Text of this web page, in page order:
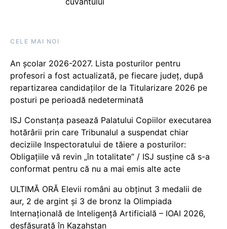
CELE MAI NOI
An școlar 2026-2027. Lista posturilor pentru
profesori a fost actualizată, pe fiecare județ, după
repartizarea candidaților de la Titularizare 2026 pe
posturi pe perioadă nedeterminată
ISJ Constanța pasează Palatului Copiilor executarea
hotărârii prin care Tribunalul a suspendat chiar
deciziile Inspectoratului de tăiere a posturilor:
Obligațiile vă revin „în totalitate” / ISJ susține că s-a
conformat pentru că nu a mai emis alte acte
ULTIMĂ ORĂ Elevii români au obținut 3 medalii de
aur, 2 de argint și 3 de bronz la Olimpiada
Internațională de Inteligență Artificială – IOAI 2026,
desfășurată în Kazahstan